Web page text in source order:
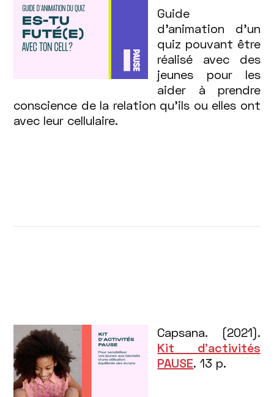
Guide
d’animation d’un
quiz pouvant être
réalisé avec des
jeunes pour les
aider à prendre
conscience de la relation qu’ils ou elles ont
avec leur cellulaire.
Capsana. (2021).
Kit d’activités
PAUSE. 13 p.